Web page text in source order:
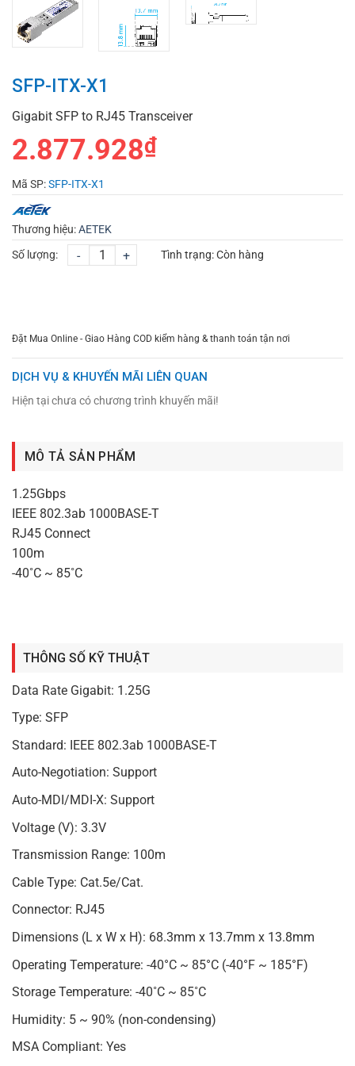
SFP-ITX-X1
Gigabit SFP to RJ45 Transceiver
2.877.928₫
Mã SP:SFP-ITX-X1
Thương hiệu:AETEK
Số lượng:
- + Tình trạng:Còn hàng
Đặt Mua Online - Giao Hàng COD kiểm hàng & thanh toán tận nơi
DỊCH VỤ & KHUYẾN MÃI LIÊN QUAN
Hiện tại chưa có chương trình khuyến mãi!
MÔ TẢ SẢN PHẨM
1.25Gbps
IEEE 802.3ab 1000BASE-T
RJ45 Connect
100m
-40˚C ~ 85˚C
THÔNG SỐ KỸ THUẬT
Data Rate Gigabit: 1.25G
Type: SFP
Standard: IEEE 802.3ab 1000BASE-T
Auto-Negotiation: Support
Auto-MDI/MDI-X: Support
Voltage (V): 3.3V
Transmission Range: 100m
Cable Type: Cat.5e/Cat.
Connector: RJ45
Dimensions (L x W x H): 68.3mm x 13.7mm x 13.8mm
Operating Temperature: -40°C ~ 85°C (-40°F ~ 185°F)
Storage Temperature: -40˚C ~ 85˚C
Humidity: 5 ~ 90% (non-condensing)
MSA Compliant: Yes